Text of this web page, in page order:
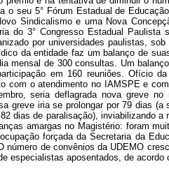
o seu 5° Fórum Estadual de
Sindicalismo e uma Nova
do 3° Congresso Estadual Paulista
por universidades paulistas,
da entidade faz um balanço de
mensal de 300 consultas. Um
em 160 reuniões. Ofício
com o atendimento no IAMSPE e
seria deflagrada nova greve
greve iria se prolongar por 79 dias (a
dias de paralisação), inviabilizando a
amargas no Magistério: foram
forçada da Secretaria da
número de convênios da UDEMO
especialistas aposentados, de acordo